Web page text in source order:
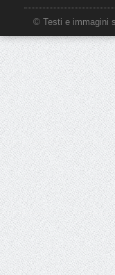
© Testi e immagini